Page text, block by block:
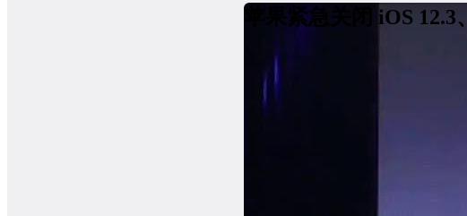
苹果紧急关闭 iOS